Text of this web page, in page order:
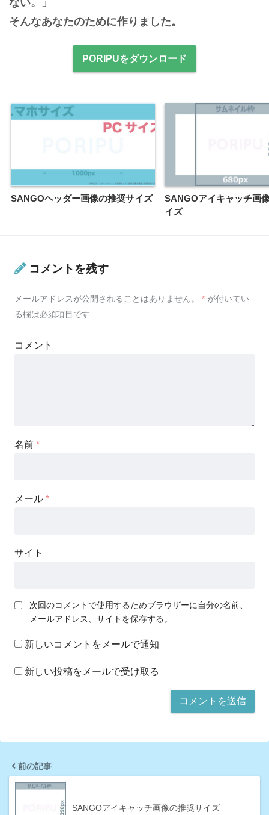
ない。」
そんなあなたのために作りました。
PORIPUをダウンロード
SANGOヘッダー画像の推奨サイズ
SANGOアイキャッチ画
イズ
コメントを残す
メールアドレスが公開されることはありません。 * が付いてい
る欄は必須項目です
コメント
名前 *
メール *
サイト
次回のコメントで使用するためブラウザーに自分の名前、
メールアドレス、サイトを保存する。
新しいコメントをメールで通知
新しい投稿をメールで受け取る
前の記事
SANGOアイキャッチ画像の推奨サイズ